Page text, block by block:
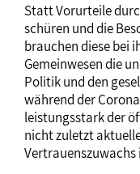
Statt Vorurteile
schüren und die
brauchen diese bei
Gemeinwesen die
Politik und den
während der
leistungsstark der
nicht zuletzt
Vertrauenszuwachs